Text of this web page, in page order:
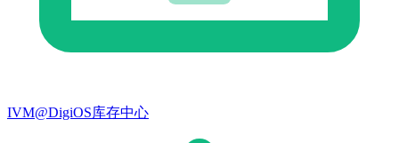
IVM@DigiOS库存中心